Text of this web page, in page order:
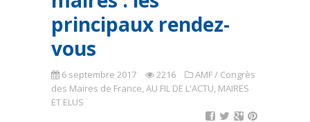
principaux rendez-
vous
6 septembre 2017 2216
AMF / Congrès
des Maires de France,AU FIL DE L'ACTU, MAIRES
ET ELUS